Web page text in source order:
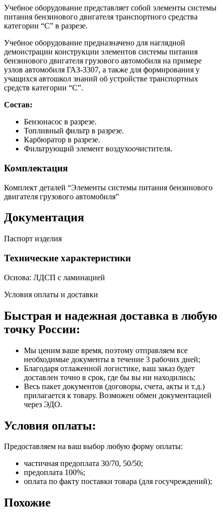
Учебное оборудование представляет собой элементы системы
питания бензинового двигателя транспортного средства
категории “C” в разрезе.
Учебное оборудование предназначено для наглядной
демонстрации конструкции элементов системы питания
бензинового двигателя грузового автомобиля на примере
узлов автомобиля ГАЗ-3307, а также для формирования у
учащихся автошкол знаний об устройстве транспортных
средств категории “C”.
Состав:
Бензонасос в разрезе.
Топливный фильтр в разрезе.
Карбюратор в разрезе.
Фильтрующий элемент воздухоочистителя.
Комплектация
Комплект деталей “Элементы системы питания бензинового
двигателя грузового автомобиля”
Документация
Паспорт изделия
Технические характеристики
Основа: ЛДСП с ламинацией
Условия оплаты и доставки
Быстрая и надежная доставка в любую
точку России:
Мы ценим ваше время, поэтому отправляем все
необходимые документы в течение 3 рабочих дней;
Благодаря отлаженной логистике, ваш заказ будет
доставлен точно в срок, где бы вы ни находились;
Весь пакет документов (договоры, счета, акты и т.д.)
прилагается к товару. Возможен обмен документацией
через ЭДО.
Условия оплаты:
Предоставляем на ваш выбор любую форму оплаты:
частичная предоплата 30/70, 50/50;
предоплата 100%;
оплата по факту поставки товара (для госучреждений);
Похожие